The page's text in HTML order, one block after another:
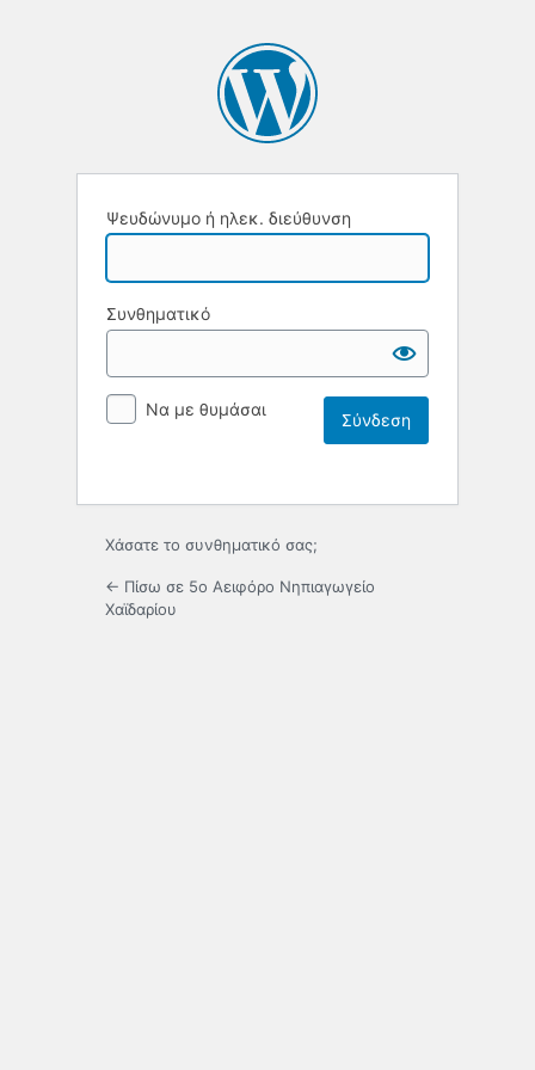
Ψευδώνυμο ή ηλεκ. διεύθυνση
Συνθηματικό
Να με θυμάσαι
Χάσατε το συνθηματικό σας;
← Πίσω σε 5ο Αειφόρο Νηπιαγωγείο
Χαϊδαρίου